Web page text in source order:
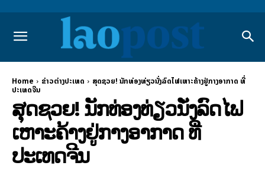
Home ຂ່າວຕ່າງປະເທດ
ສຸດຊວຍ! ນັກທ່ອງທ່ຽວນັ່ງລົດໄຟເຫາະຄ້າງຢູ່ກາງອາກາດ ທີ່
ປະເທດຈີນ
ສຸດຊວຍ! ນັກທ່ອງທ່ຽວນັ່ງລົດໄຟ
ເຫາະຄ້າງຢູ່ກາງອາກາດ ທີ່
ປະເທດຈີນ